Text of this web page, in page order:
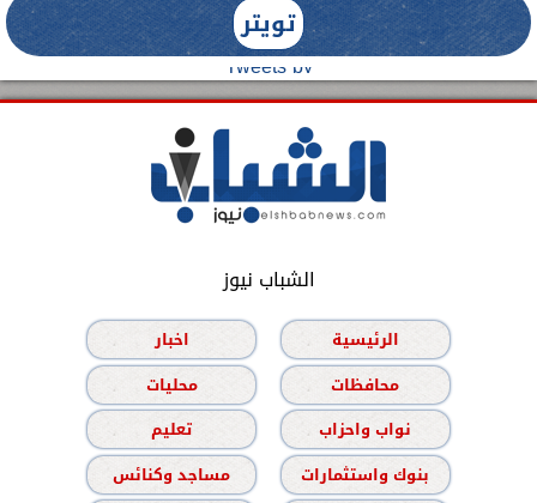
تويتر
Tweets by
الشباب نيوز
الرئيسية
اخبار
محافظات
محليات
نواب واحزاب
تعليم
بنوك واستثمارات
مساجد وكنائس